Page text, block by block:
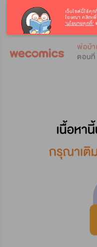
พ่อบ้า
ตอน
เว็บไซต์นี้ใช้คุก
โฆษณา คลิกเ
‘นโยบายคุกกี้’